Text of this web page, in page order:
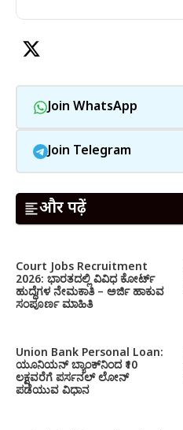
Join WhatsApp
Join Telegram
और पढ़ें
Court Jobs Recruitment
2026: ಭಾರತದಲ್ಲಿ ವಿವಿಧ ಕೋರ್ಟ್
ಹುದ್ದೆಗಳ ನೇಮಕಾತಿ – ಅರ್ಜಿ ಹಾಕುವ
ಸಂಪೂರ್ಣ ಮಾಹಿತಿ
Union Bank Personal Loan:
ಯೂನಿಯನ್ ಬ್ಯಾಂಕ್‌ನಿಂದ ₹10
ಲಕ್ಷವರೆಗೆ ಪರ್ಸನಲ್ ಲೋನ್
ಪಡೆಯುವ ವಿಧಾನ